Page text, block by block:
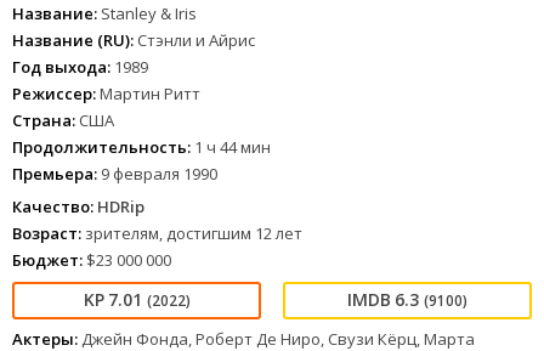
Название: Stanley & Iris
Название (RU): Стэнли и Айрис
Год выхода: 1989
Режиссер:Мартин Ритт
Страна: США
Продолжительность: 1 ч 44 мин
Премьера: 9 февраля 1990
Качество: HDRip
Возраст: зрителям, достигшим 12 лет
Бюджет: $23 000 000
7.01 (2022) 6.3 (9100)
Актеры: Джейн Фонда, Роберт Де Ниро, Свузи Кёрц, Марта